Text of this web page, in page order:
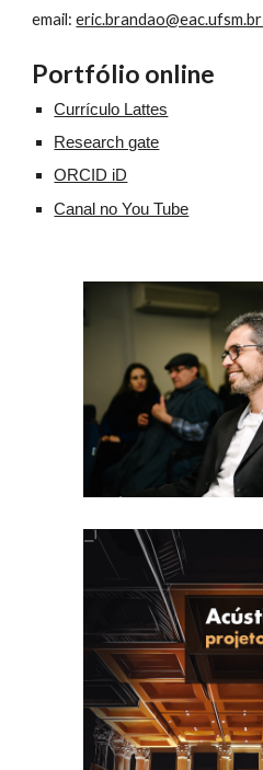
email:eric.brandao@eac.ufsm.br
Portfólio online
Currículo Lattes
Research gate
ORCID iD
Canal no You Tube